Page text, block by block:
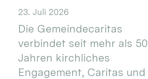
23. Juli 2026
Die Gemeindecaritas
verbindet seit mehr als 50
Jahren kirchliches
Engagement, Caritas und